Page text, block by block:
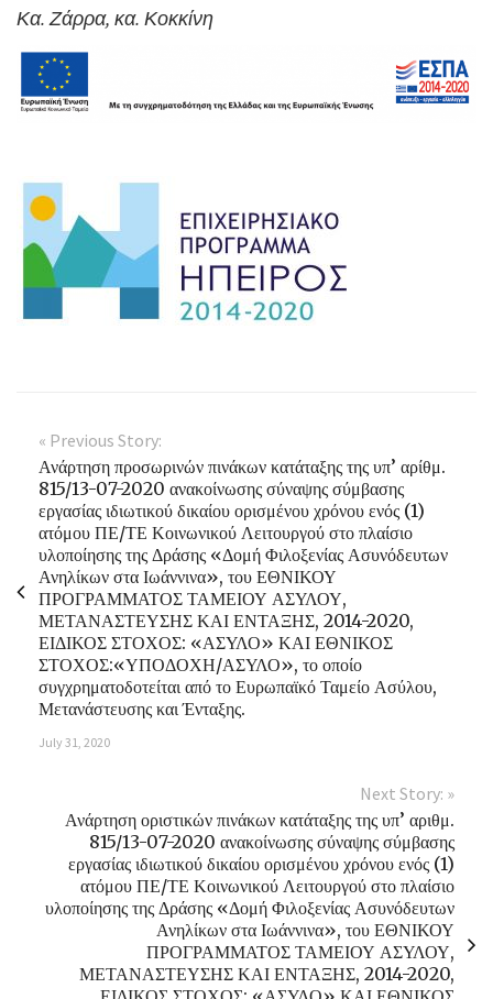
Κα. Ζάρρα, κα. Κοκκίνη
« Previous Story:
Ανάρτηση προσωρινών πινάκων κατάταξης της υπ’ αρίθμ.
815/13-07-2020 ανακοίνωσης σύναψης σύμβασης
εργασίας ιδιωτικού δικαίου ορισμένου χρόνου ενός (1)
ατόμου ΠΕ/ΤΕ Κοινωνικού Λειτουργού στο πλαίσιο
υλοποίησης της Δράσης «Δομή Φιλοξενίας Ασυνόδευτων
Ανηλίκων στα Ιωάννινα», του ΕΘΝΙΚΟΥ
ΠΡΟΓΡΑΜΜΑΤΟΣ ΤΑΜΕΙΟΥ ΑΣΥΛΟΥ,
ΜΕΤΑΝΑΣΤΕΥΣΗΣ ΚΑΙ ΕΝΤΑΞΗΣ, 2014-2020,
ΕΙΔΙΚΟΣ ΣΤΟΧΟΣ: «ΑΣΥΛΟ» ΚΑΙ ΕΘΝΙΚΟΣ
ΣΤΟΧΟΣ:«ΥΠΟΔΟΧΗ/ΑΣΥΛΟ», το οποίο
συγχρηματοδοτείται από το Ευρωπαϊκό Ταμείο Ασύλου,
Μετανάστευσης και Ένταξης.
July 31, 2020
Next Story: »
Ανάρτηση οριστικών πινάκων κατάταξης της υπ’ αριθμ.
815/13-07-2020 ανακοίνωσης σύναψης σύμβασης
εργασίας ιδιωτικού δικαίου ορισμένου χρόνου ενός (1)
ατόμου ΠΕ/ΤΕ Κοινωνικού Λειτουργού στο πλαίσιο
υλοποίησης της Δράσης «Δομή Φιλοξενίας Ασυνόδευτων
Ανηλίκων στα Ιωάννινα», του ΕΘΝΙΚΟΥ
ΠΡΟΓΡΑΜΜΑΤΟΣ ΤΑΜΕΙΟΥ ΑΣΥΛΟΥ,
ΜΕΤΑΝΑΣΤΕΥΣΗΣ ΚΑΙ ΕΝΤΑΞΗΣ, 2014-2020,